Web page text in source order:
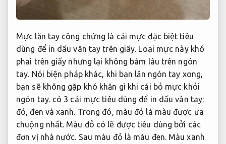
Mực lăn tay công chứng là cái mực đặc biệt tiêu
dùng để in dấu vân tay trên giấy. Loại mực này khó
phai trên giấy nhưng lại không bám lâu trên ngón
tay. Nói biện pháp khác, khi bạn lăn ngón tay xong,
bạn sẽ không gặp khó khăn gì khi cái bỏ mực khỏi
ngón tay. có 3 cái mực tiêu dùng để in dấu vân tay:
đỏ, đen và xanh. Trong đó, màu đỏ là màu được ưa
chuộng nhất. Màu đỏ có lẽ được tiêu dùng bởi các
đơn vị nhà nước. Sau màu đỏ là màu đen. Màu xanh